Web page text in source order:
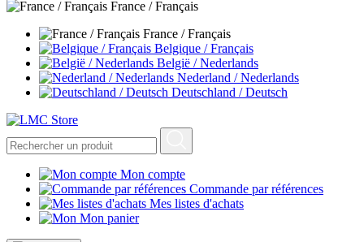
France / Français
France / Français
Belgique / Français
België / Nederlands
Nederland / Nederlands
Deutschland / Deutsch
Mon compte
Commande par références
Mes listes d'achats
Mon panier